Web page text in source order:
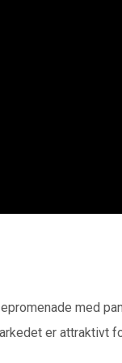
med
er attraktivt